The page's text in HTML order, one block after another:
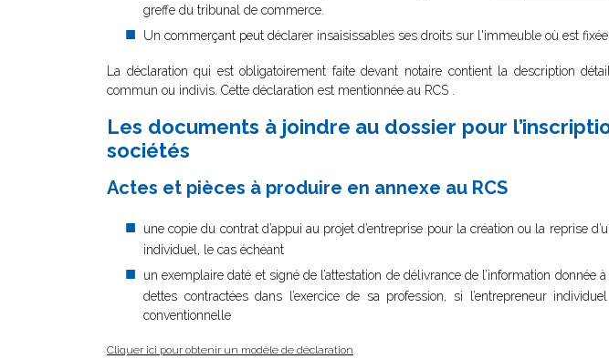
greffe du tribunal de commerce.
Un commerçant peut déclarer insaisissables ses droits sur l'immeuble où est
La déclaration qui est obligatoirement faite devant notaire contient la description
commun ou indivis. Cette déclaration est mentionnée au RCS .
Les documents à joindre au dossier pour
sociétés
Actes et pièces à produire en annexe au RCS
une copie du contrat d’appui au projet d’entreprise pour la création ou la reprise
individuel, le cas échéant
un exemplaire daté et signé de l’attestation de délivrance de l’information
dettes contractées dans l’exercice de sa profession, si l’entrepreneur
conventionnelle
Cliquer ici pour obtenir un modèle de déclaration